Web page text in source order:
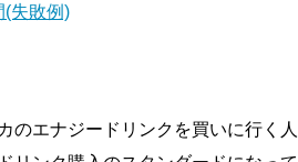
(失敗例)
のエナジードリンクを買いに行く